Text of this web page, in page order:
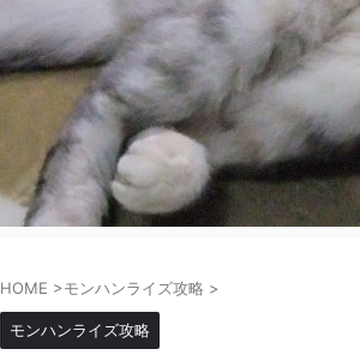
HOME >モンハンライズ攻略 >
モンハンライズ攻略